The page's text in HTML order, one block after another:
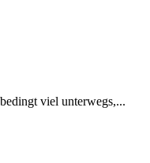
viel unterwegs,...